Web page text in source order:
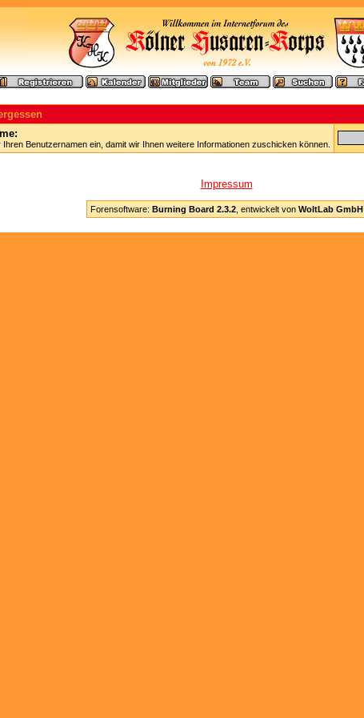
Ihren Benutzernamen ein, damit wir Ihnen weitere Informationen zuschicken können.
Impressum
Forensoftware: Burning Board 2.3.2, entwickelt von WoltLab GmbH